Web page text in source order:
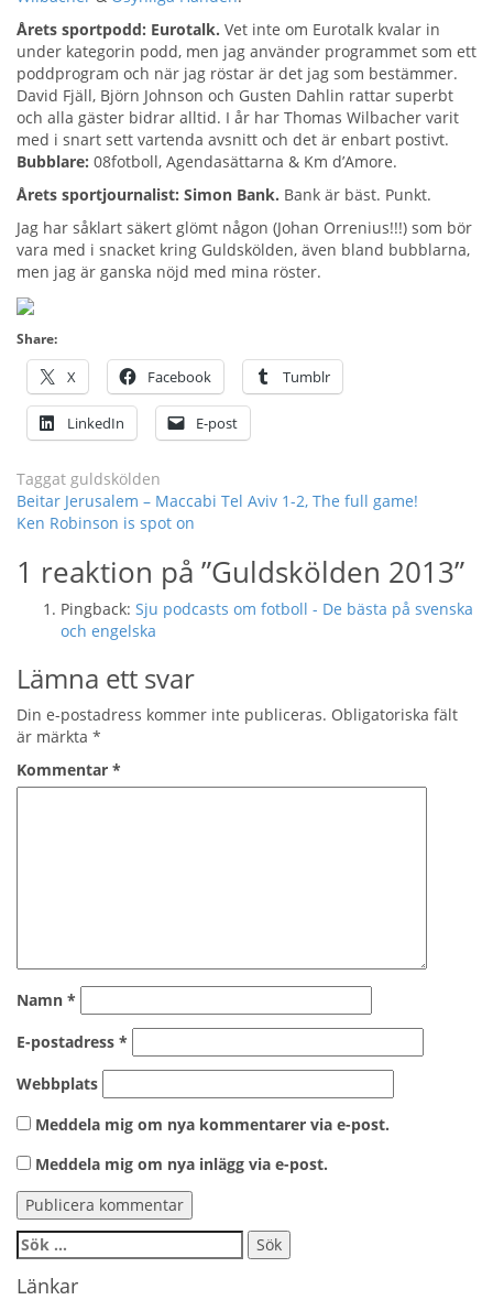
Årets sportpodd: Eurotalk. Vet inte om Eurotalk kvalar in
under kategorin podd, men jag använder programmet som ett
poddprogram och när jag röstar är det jag som bestämmer.
David Fjäll, Björn Johnson och Gusten Dahlin rattar superbt
och alla gäster bidrar alltid. I år har Thomas Wilbacher varit
med i snart sett vartenda avsnitt och det är enbart postivt.
Bubblare: 08fotboll, Agendasättarna & Km d’Amore.
Årets sportjournalist: Simon Bank. Bank är bäst. Punkt.
Jag har såklart säkert glömt någon (Johan Orrenius!!!) som bör
vara med i snacket kring Guldskölden, även bland bubblarna,
men jag är ganska nöjd med mina röster.
Share:
X Facebook Tumblr
LinkedIn E-post
Taggat guldskölden
Inläggsnavigering
Beitar Jerusalem – Maccabi Tel Aviv 1-2, The full game!
Ken Robinson is spot on
1 reaktion på ”Guldskölden 2013”
Pingback: Sju podcasts om fotboll - De bästa på svenska
och engelska
Lämna ett svar
Din e-postadress kommer inte publiceras. Obligatoriska fält
är märkta *
Kommentar *
Namn *
E-postadress *
Webbplats
Meddela mig om nya kommentarer via e-post.
Meddela mig om nya inlägg via e-post.
Sök
efter:
Länkar